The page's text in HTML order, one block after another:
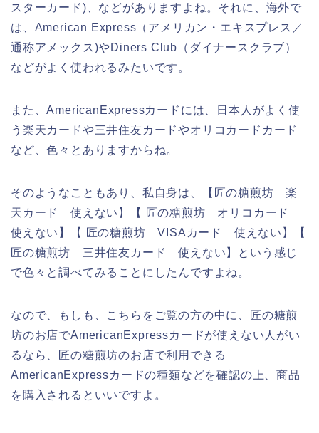
スターカード)、などがありますよね。それに、海外で
は、American Express（アメリカン・エキスプレス／
通称アメックス)やDiners Club（ダイナースクラブ）
などがよく使われるみたいです。
また、AmericanExpressカードには、日本人がよく使
う楽天カードや三井住友カードやオリコカードカード
など、色々とありますからね。
そのようなこともあり、私自身は、【匠の糖煎坊 楽
天カード 使えない】【 匠の糖煎坊 オリコカード
使えない】【 匠の糖煎坊 VISAカード 使えない】【
匠の糖煎坊 三井住友カード 使えない】という感じ
で色々と調べてみることにしたんですよね。
なので、もしも、こちらをご覧の方の中に、匠の糖煎
坊のお店でAmericanExpressカードが使えない人がい
るなら、匠の糖煎坊のお店で利用できる
AmericanExpressカードの種類などを確認の上、商品
を購入されるといいですよ。